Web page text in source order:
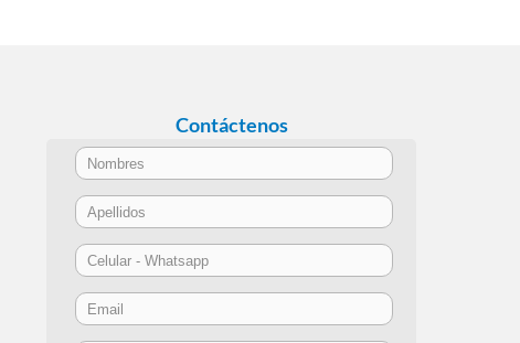
Contáctenos